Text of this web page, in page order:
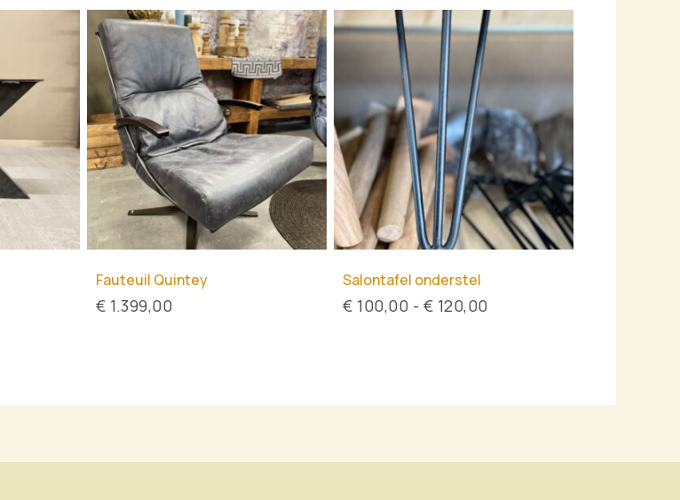
Fauteuil Quintey
€ 1.399,00
Salontafel onderstel
€ 100,00 - € 120,00
Prijsklasse:
€ 100,00